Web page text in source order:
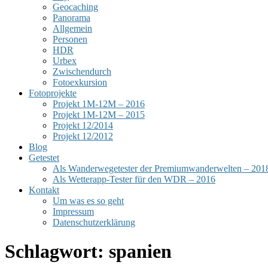
Geocaching
Panorama
Allgemein
Personen
HDR
Urbex
Zwischendurch
Fotoexkursion
Fotoprojekte
Projekt 1M-12M – 2016
Projekt 1M-12M – 2015
Projekt 12/2014
Projekt 12/2012
Blog
Getestet
Als Wanderwegetester der Premiumwanderwelten –
Als Wetterapp-Tester für den WDR – 2016
Kontakt
Um was es so geht
Impressum
Datenschutzerklärung
Schlagwort: spanien